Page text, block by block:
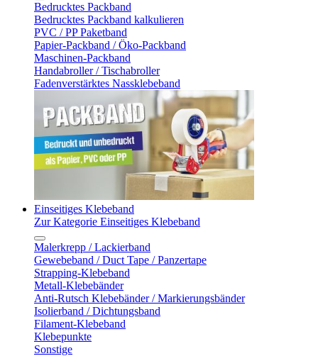
Bedrucktes Packband
Bedrucktes Packband kalkulieren
PVC / PP Paketband
Papier-Packband / Öko-Packband
Maschinen-Packband
Handabroller / Tischabroller
Fadenverstärktes Nassklebeband
Einseitiges Klebeband
Zur Kategorie Einseitiges Klebeband
Malerkrepp / Lackierband
Gewebeband / Duct Tape / Panzertape
Strapping-Klebeband
Metall-Klebebänder
Anti-Rutsch Klebebänder / Markierungsbänder
Isolierband / Dichtungsband
Filament-Klebeband
Klebepunkte
Sonstige